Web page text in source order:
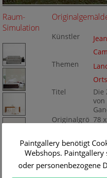
Raum-
Simulation
Künstler
Themen
Titel
Die
von
Originalgrö 78
Öl/Leinwand
BA182952
Paintgallery benötigt
Webshops.
oder personenbezogene